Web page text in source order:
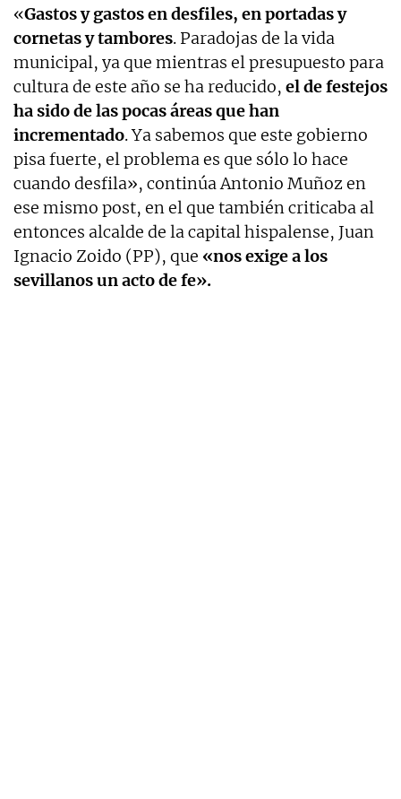
«Gastos y gastos en desfiles, en portadas y
cornetas y tambores. Paradojas de la vida
municipal, ya que mientras el presupuesto para
cultura de este año se ha reducido, el de festejos
ha sido de las pocas áreas que han
incrementado. Ya sabemos que este gobierno
pisa fuerte, el problema es que sólo lo hace
cuando desfila», continúa Antonio Muñoz en
ese mismo post, en el que también criticaba al
entonces alcalde de la capital hispalense, Juan
Ignacio Zoido (PP), que «nos exige a los
sevillanos un acto de fe».